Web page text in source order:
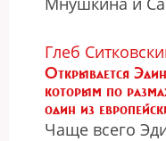
Глеб
Открывается
которым по
один из
Чаще всего